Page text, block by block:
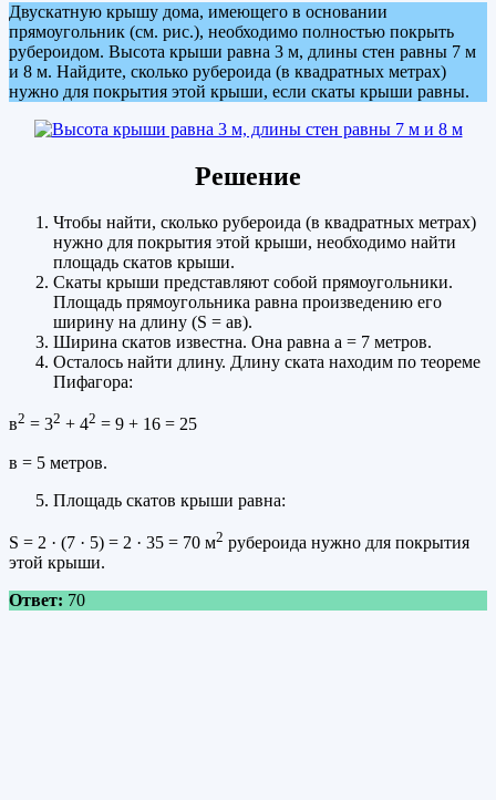
Двускатную крышу дома, имеющего в основании
прямоугольник (см. рис.), необходимо полностью покрыть
рубероидом. Высота крыши равна 3 м, длины стен равны 7 м
и 8 м. Найдите, сколько рубероида (в квадратных метрах)
нужно для покрытия этой крыши, если скаты крыши равны.
Решение
Чтобы найти, сколько рубероида (в квадратных метрах)
нужно для покрытия этой крыши, необходимо найти
площадь скатов крыши.
Скаты крыши представляют собой прямоугольники.
Площадь прямоугольника равна произведению его
ширину на длину (S = ав).
Ширина скатов известна. Она равна а = 7 метров.
Осталось найти длину. Длину ската находим по теореме
Пифагора:
в2 = 32 + 42 = 9 + 16 = 25
в = 5 метров.
Площадь скатов крыши равна:
S = 2 · (7 · 5) = 2 · 35 = 70 м2 рубероида нужно для покрытия
этой крыши.
Ответ: 70